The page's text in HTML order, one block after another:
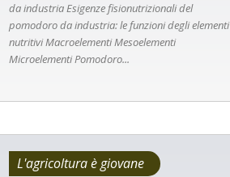
da industria Esigenze fisionutrizionali del
pomodoro da industria: le funzioni degli elementi
nutritivi Macroelementi Mesoelementi
Microelementi Pomodoro...
L'agricoltura è giovane